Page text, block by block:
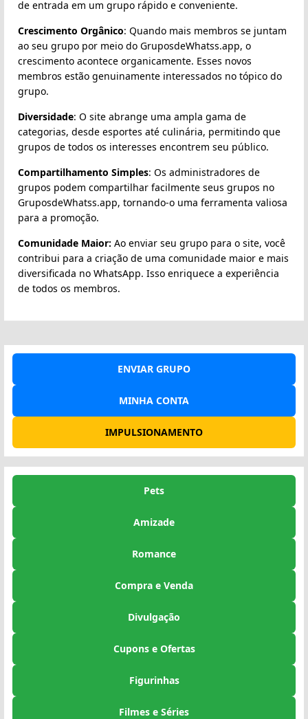
de entrada em um grupo rápido e conveniente.
Crescimento Orgânico: Quando mais membros se juntam
ao seu grupo por meio do GruposdeWhatss.app, o
crescimento acontece organicamente. Esses novos
membros estão genuinamente interessados no tópico do
grupo.
Diversidade: O site abrange uma ampla gama de
categorias, desde esportes até culinária, permitindo que
grupos de todos os interesses encontrem seu público.
Compartilhamento Simples: Os administradores de
grupos podem compartilhar facilmente seus grupos no
GruposdeWhatss.app, tornando-o uma ferramenta valiosa
para a promoção.
Comunidade Maior: Ao enviar seu grupo para o site, você
contribui para a criação de uma comunidade maior e mais
diversificada no WhatsApp. Isso enriquece a experiência
de todos os membros.
ENVIAR GRUPO
MINHA CONTA
IMPULSIONAMENTO
Pets
Amizade
Romance
Compra e Venda
Divulgação
Cupons e Ofertas
Figurinhas
Filmes e Séries